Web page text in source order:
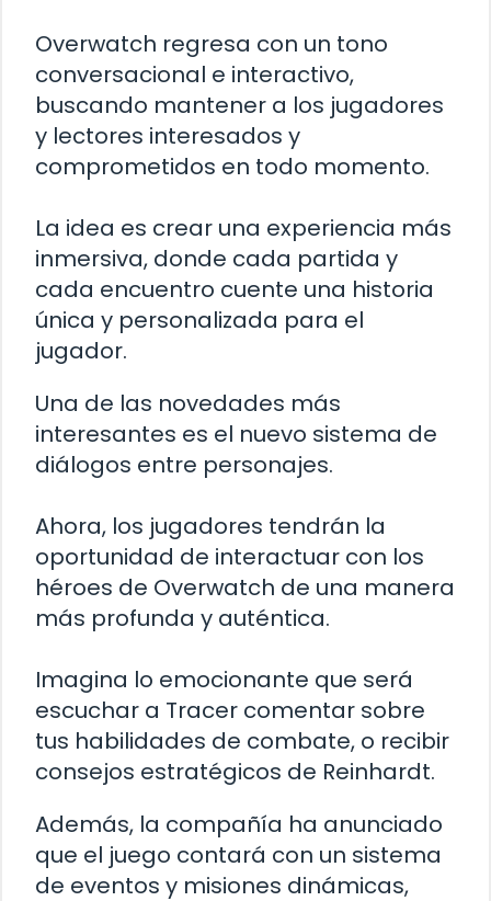
Overwatch regresa con un tono
conversacional e interactivo,
buscando mantener a los jugadores
y lectores interesados y
comprometidos en todo momento.
La idea es crear una experiencia más
inmersiva, donde cada partida y
cada encuentro cuente una historia
única y personalizada para el
jugador.
Una de las novedades más
interesantes es el nuevo sistema de
diálogos entre personajes.
Ahora, los jugadores tendrán la
oportunidad de interactuar con los
héroes de Overwatch de una manera
más profunda y auténtica.
Imagina lo emocionante que será
escuchar a Tracer comentar sobre
tus habilidades de combate, o recibir
consejos estratégicos de Reinhardt.
Además, la compañía ha anunciado
que el juego contará con un sistema
de eventos y misiones dinámicas,